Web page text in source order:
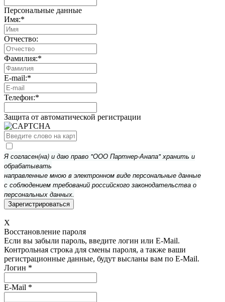
Персональные данные
Имя:*
Отчество:
Фамилия:*
E-mail:*
Телефон:*
Защита от автоматической регистрации
Я согласен(на) и даю право "ООО Партнер-Анапа" хранить и
обрабатывать
направленные мною в электронном виде персональные данные
с соблюдением требований российского законодательства о
персональных данных.
X
Восстановление пароля
Если вы забыли пароль, введите логин или E-Mail.
Контрольная строка для смены пароля, а также ваши
регистрационные данные, будут высланы вам по E-Mail.
Логин *
E-Mail *